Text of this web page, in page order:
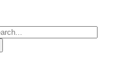
springen